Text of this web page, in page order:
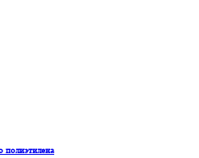
полиэтилена